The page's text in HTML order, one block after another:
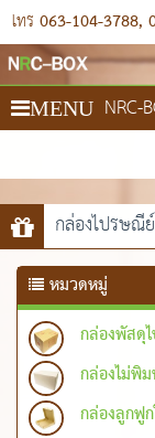
โทร 063-104-3788
MENU NRC-
กล่องไปรษณี
หมวดหมู่
กล่องพัสดุ
กล่องไม่พิ
กล่องลูกฟู